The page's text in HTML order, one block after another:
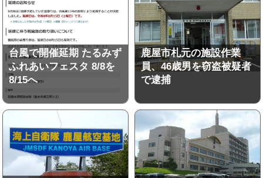
台風で開催延期 たるみず
ふれあいフェスタ 8/8を
8/15へ
鹿屋市札元の施設作業
員、46歳男を窃盗被疑者
で逮捕